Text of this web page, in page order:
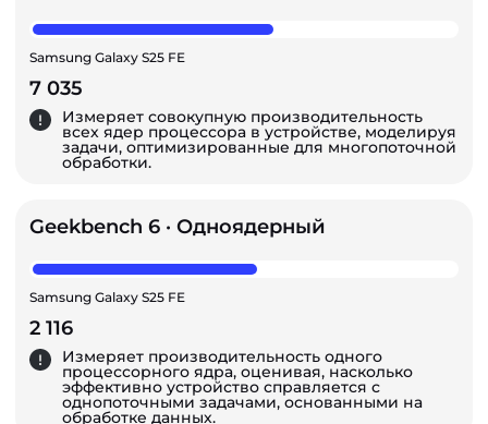
Samsung Galaxy S25 FE
7 035
Измеряет совокупную производительность
всех ядер процессора в устройстве, моделируя
задачи, оптимизированные для многопоточной
обработки.
Geekbench 6 · Одноядерный
Samsung Galaxy S25 FE
2 116
Измеряет производительность одного
процессорного ядра, оценивая, насколько
эффективно устройство справляется с
однопоточными задачами, основанными на
обработке данных.